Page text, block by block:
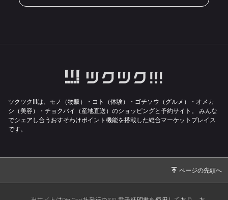
ツクツク!!!は、モノ（物販）・コト（体験）・ゴチソウ（グルメ）・オメカ
シ（美容）・チョクバイ（産地直送）のショッピングと予約サイト。
みんな
でシェアし合うおすそわけポイント機能を搭載した総合マーケットプレイス
です。